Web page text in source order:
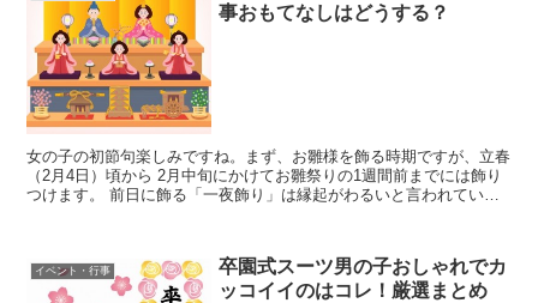
事おもてなしはどうする？
女の子の初節句楽しみですね。まず、お雛様を飾る時期ですが、立春
（2月4日）頃から 2月中旬にかけてお雛祭りの1週間前までには飾り
つけます。 前日に飾る「一夜飾り」は縁起がわるいと言われていま
イベント・行事
卒園式スーツ男の子おしゃれでカ
ッコイイのはコレ！厳選まとめ